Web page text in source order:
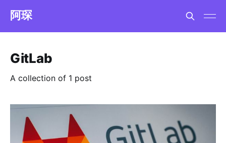
阿琛
GitLab
A collection of 1 post